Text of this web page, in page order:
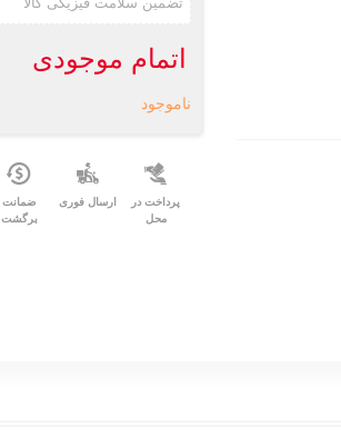
اتمام موجودی
ناموجود
پرداخت در
محل
ارسال فوری
ضمانت
برگشت